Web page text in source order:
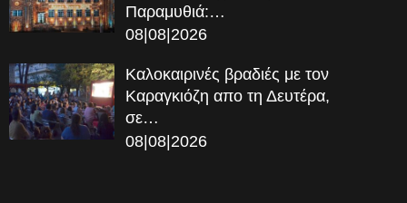
Παραμυθιά:…
08|08|2026
Καλοκαιρινές βραδιές με τον
Καραγκιόζη απο τη Δευτέρα,
σε…
08|08|2026